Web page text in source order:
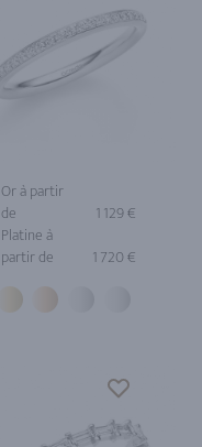
Or à partir
de
1 129 €
Platine à
partir de
1 720 €